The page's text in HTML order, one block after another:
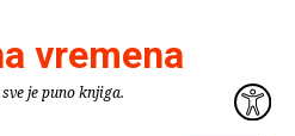
vremena
je puno knjiga.